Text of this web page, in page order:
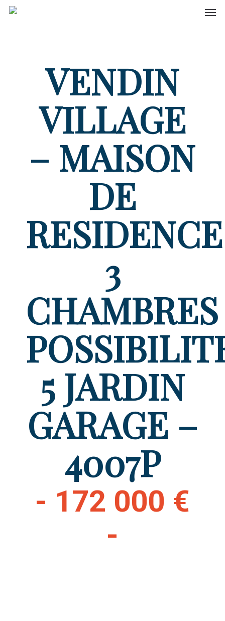
Skip
VENDIN
VILLAGE
– MAISON
DE
RESIDENCE
3
CHAMBRES
5 JARDIN
GARAGE –
4007P
- 172 000 €
-